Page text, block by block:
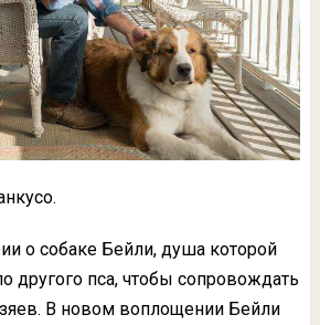
о собаке Бейли, душа которой
другого пса, чтобы сопровождать
В новом воплощении Бейли